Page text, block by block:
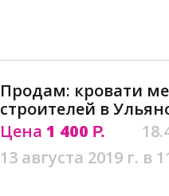
Продам: кровати
строителей в
Цена 1 400 Р.
13 августа 2019 г. в